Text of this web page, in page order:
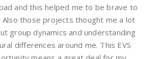
and this helped me to be brave to
Also those projects thought me a lot
group dynamics and understanding
differences around me. This EVS